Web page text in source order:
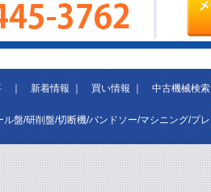
｜新着情報｜買い情報｜中古機械検索
盤/研削盤/切断機/バンドソー/マシニング/プ